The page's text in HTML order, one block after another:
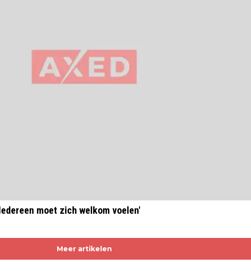
moet zich welkom voelen'
Meer artikelen